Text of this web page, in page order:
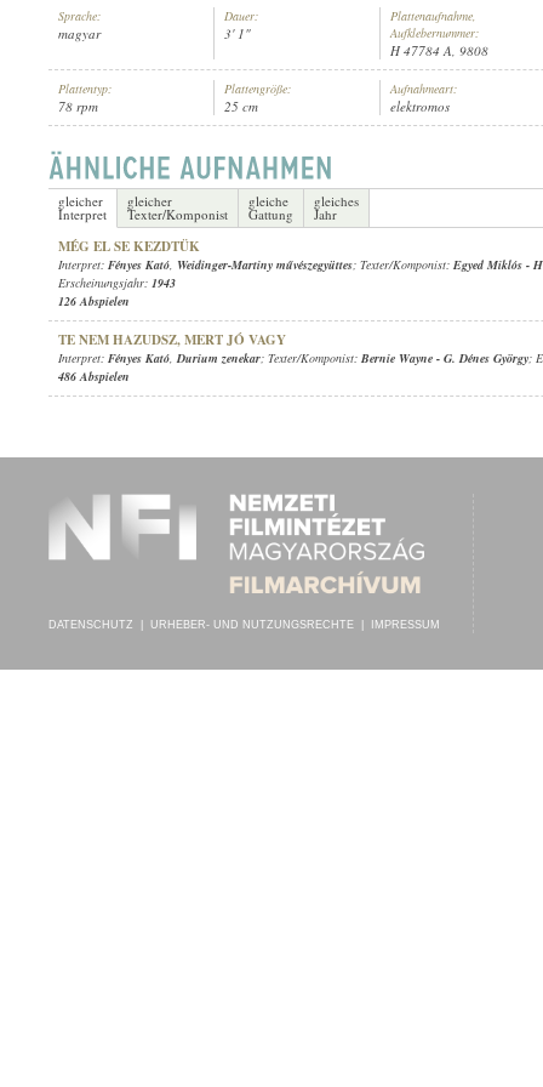
Sprache:
magyar
Dauer:
3' 1"
Plattenaufnahme,
Aufklebernummer:
H 47784 A, 9808
Plattentyp:
78 rpm
Plattengröße:
25 cm
Aufnahmeart:
elektromos
gleicher
Interpret
gleicher
Texter/Komponist
gleiche
Gattung
gleiches
Jahr
MÉG EL SE KEZDTÜK
Interpret: Fényes Kató, Weidinger-Martiny művészegyüttes; Texter/Komponist: Egyed Miklós -
Erscheinungsjahr: 1943
126 Abspielen
TE NEM HAZUDSZ, MERT JÓ VAGY
Interpret: Fényes Kató,Durium zenekar; Texter/Komponist: Bernie Wayne - G. Dénes György;
486 Abspielen
DATENSCHUTZ URHEBER- UND NUTZUNGSRECHTE IMPRESSUM